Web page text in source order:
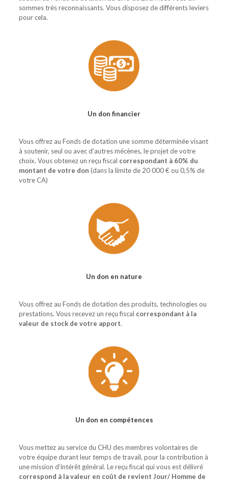
sommes très reconnaissants. Vous disposez de différents leviers
pour cela.
Un don financier
Vous offrez au Fonds de dotation une somme déterminée visant
à soutenir, seul ou avec d’autres mécènes, le projet de votre
choix. Vous obtenez un reçu fiscal correspondant à 60% du
montant de votre don (dans la limite de 20 000 € ou 0,5% de
votre CA)
Un don en nature
Vous offrez au Fonds de dotation des produits, technologies ou
prestations. Vous recevez un reçu fiscal correspondant à la
valeur de stock de votre apport.
Un don en compétences
Vous mettez au service du CHU des membres volontaires de
votre équipe durant leur temps de travail, pour la contribution à
une mission d’intérêt général. Le reçu fiscal qui vous est délivré
correspond à la valeur en coût de revient Jour/ Homme de